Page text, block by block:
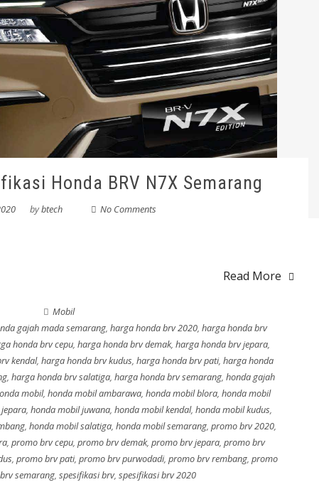
Honda BRV N7X Semarang
bybtech No Comments
Read More
Mobil
gajah mada semarang, harga honda brv 2020, harga honda brv
honda brv cepu, harga honda brv demak, harga honda brv jepara,
kendal, harga honda brv kudus, harga honda brv pati, harga honda
, harga honda brv salatiga, harga honda brv semarang, honda gajah
mobil, honda mobil ambarawa, honda mobil blora, honda mobil
, honda mobil juwana, honda mobil kendal, honda mobil kudus,
, honda mobil salatiga, honda mobil semarang, promo brv 2020,
, promo brv cepu, promo brv demak, promo brv jepara, promo brv
, promo brv pati, promo brv purwodadi, promo brv rembang, promo
semarang, spesifikasi brv, spesifikasi brv 2020